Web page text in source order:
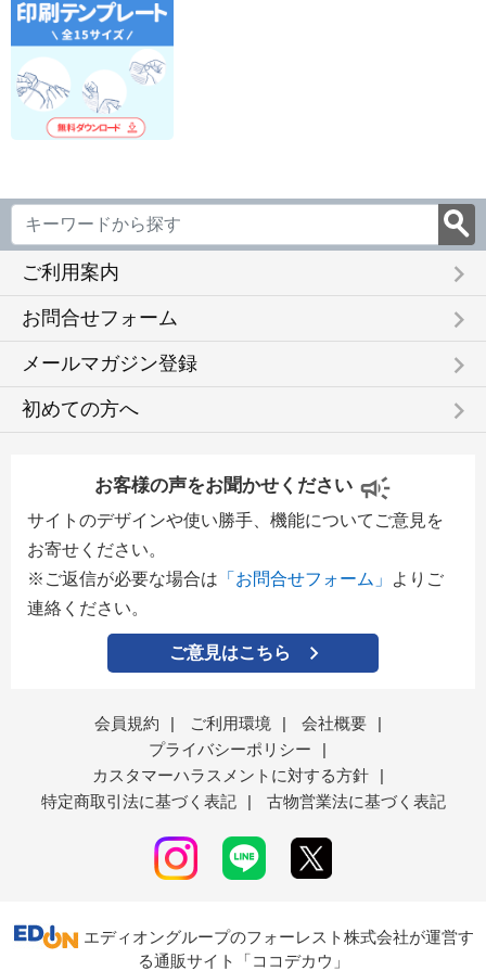
ご利用案内 keyboard_arrow_right
お問合せフォーム keyboard_arrow_right
メールマガジン登録 keyboard_arrow_right
初めての方へ keyboard_arrow_right
お客様の声をお聞かせください
サイトのデザインや使い勝手、機能についてご意見を
お寄せください。
※ご返信が必要な場合は 「お問合せフォーム」
よりご
連絡ください。
ご意見はこちら
会員規約 | ご利用環境 | 会社概要
|
プライバシーポリシー
|
カスタマーハラスメントに対する方針
|
特定商取引法に基づく表記
| 古物営業法に基づく表記
エディオングループのフォーレスト株式会社が運営す
る通販サイト「ココデカウ」